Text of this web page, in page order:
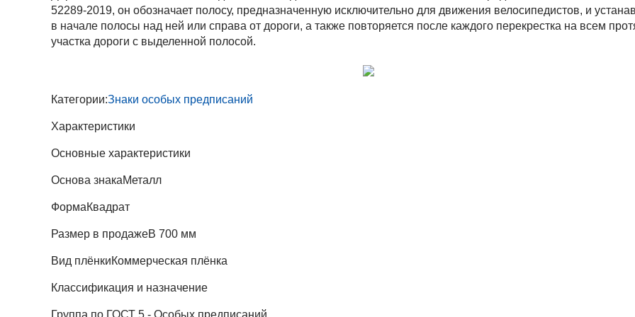
52289-2019, он обозначает полосу, предназначенную исключительно для движения велосипедистов, и
в начале полосы над ней или справа от дороги, а также повторяется после каждого перекрестка на всем
участка дороги с выделенной полосой.
Категории:Знаки особых предписаний
Характеристики
Основные характеристики
Основа знакаМеталл
ФормаКвадрат
Размер в продажеВ 700 мм
Вид плёнкиКоммерческая плёнка
Классификация и назначение